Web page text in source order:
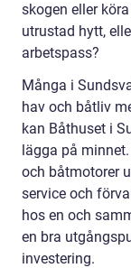
skogen eller
utrustad hytt,
arbetspass?
Många i
hav och båtliv
kan Båthuset i
lägga på
och båtmotorer
service och
hos en och
en bra
investering.